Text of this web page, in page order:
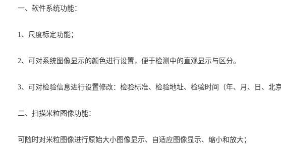
一、软件系统功能：
1、尺度标定功能；
2、可对系统图像显示的颜色进行设置，便于检测中的直观显示与区分。
3、可对检验信息进行设置修改：检验标准、检验地址、检验时间（年、月、日、北京
二、扫描米粒图像功能：
可随时对米粒图像进行原始大小图像显示、自适应图像显示、缩小和放大；